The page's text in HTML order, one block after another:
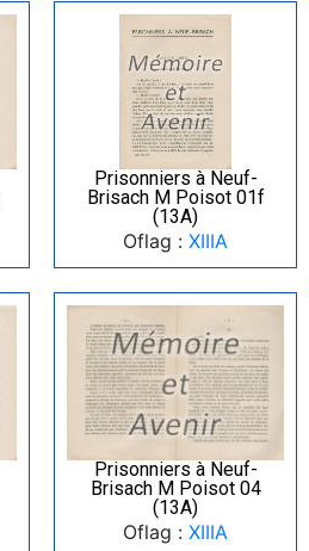
Prisonniers à Neuf-
Brisach M Poisot 01f
(13A)
Oflag : XIIIA
Prisonniers à Neuf-
Brisach M Poisot 04
(13A)
Oflag : XIIIA